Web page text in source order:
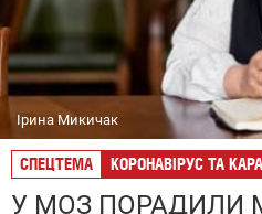
Ірина Микичак
СПЕЦТЕМА КОРОНАВІРУС ТА
У МОЗ ПОРАДИЛИ